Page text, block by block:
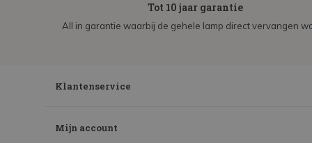
Tot 10 jaar garantie
All in garantie waarbij de gehele lamp direct vervangen
Klantenservice
Mijn account